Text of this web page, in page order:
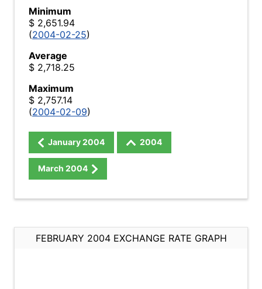
Minimum
$ 2,651.94
(2004-02-25)
Average
$ 2,718.25
Maximum
$ 2,757.14
(2004-02-09)
January2004 2004
March 2004
FEBRUARY 2004 EXCHANGE RATE GRAPH